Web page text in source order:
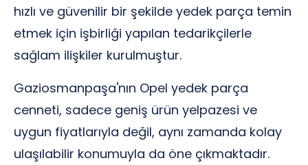
hızlı ve güvenilir bir şekilde yedek parça temin
etmek için işbirliği yapılan tedarikçilerle
sağlam ilişkiler kurulmuştur.
Gaziosmanpaşa'nın Opel yedek parça
cenneti, sadece geniş ürün yelpazesi ve
uygun fiyatlarıyla değil, aynı zamanda kolay
ulaşılabilir konumuyla da öne çıkmaktadır.